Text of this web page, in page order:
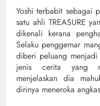
Yoshi terbabit sebagai
satu ahli TREASURE
dikenali kerana
Selaku penggemar
diberi peluang menjadi
jenis cerita yang
menjelaskan dia
dirinya meneroka